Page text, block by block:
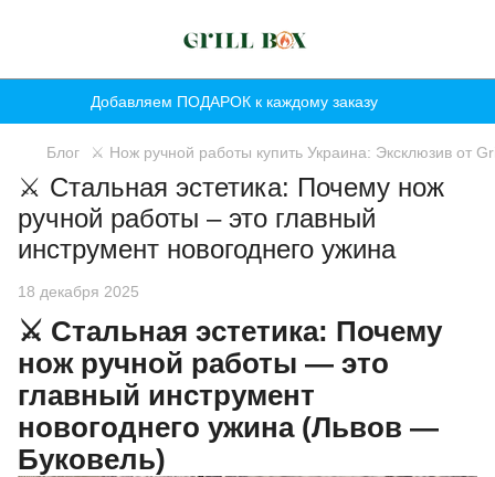
Добавляем ПОДАРОК к каждому заказу
Блог ⚔️ Нож ручной работы купить Украина: Эксклюзив от
⚔️ Стальная эстетика: Почему нож
ручной работы – это главный
инструмент новогоднего ужина
18 декабря 2025
⚔️ Стальная эстетика: Почему
нож ручной работы — это
главный инструмент
новогоднего ужина (Львов —
Буковель)